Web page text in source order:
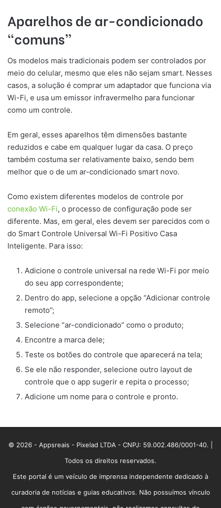
Aparelhos de ar-condicionado
“comuns”
Os modelos mais tradicionais podem ser controlados por
meio do celular, mesmo que eles não sejam smart. Nesses
casos, a solução é comprar um adaptador que funciona via
Wi-Fi, e usa um emissor infravermelho para funcionar
como um controle.
Em geral, esses aparelhos têm dimensões bastante
reduzidos e cabe em qualquer lugar da casa. O preço
também costuma ser relativamente baixo, sendo bem
melhor que o de um ar-condicionado smart novo.
Como existem diferentes modelos de controle por
conexão Wi-Fi, o processo de configuração pode ser
diferente. Mas, em geral, eles devem ser parecidos com o
do Smart Controle Universal Wi-Fi Positivo Casa
Inteligente. Para isso:
Adicione o controle universal na rede Wi-Fi por meio
do seu app correspondente;
Dentro do app, selecione a opção “Adicionar controle
remoto”;
Selecione “ar-condicionado” como o produto;
Encontre a marca dele;
Teste os botões do controle que aparecerá na tela;
Se ele não responder, selecione outro layout de
controle que o app sugerir e repita o processo;
Adicione um nome para o controle e pronto.
© 2026 - Appsreais - Pixelad LTDA - CNPJ: 59.002.486/0001-40. |
Todos os direitos reservados.
Este portal é um veículo de imprensa independente dedicado à
curadoria de notícias e guias educativos. Não possuímos vínculo